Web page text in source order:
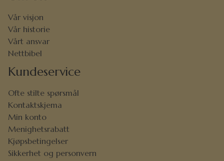
Vår visjon
Vår historie
Vårt ansvar
Nettbibel
Kundeservice
Ofte stilte spørsmål
Kontaktskjema
Min konto
Menighetsrabatt
Kjøpsbetingelser
Sikkerhet og personvern